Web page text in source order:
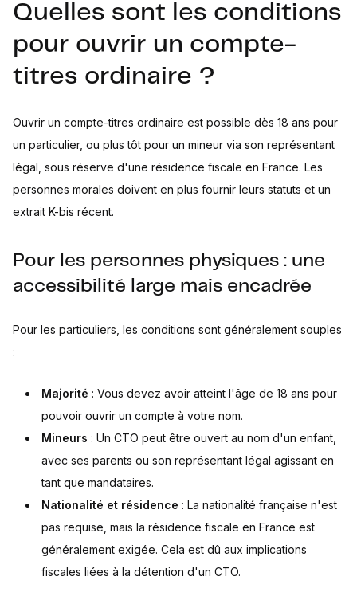
Quelles sont les conditions
pour ouvrir un compte-
titres ordinaire ?
Ouvrir un compte-titres ordinaire est possible dès 18 ans pour
un particulier, ou plus tôt pour un mineur via son représentant
légal, sous réserve d'une résidence fiscale en France. Les
personnes morales doivent en plus fournir leurs statuts et un
extrait K-bis récent.
Pour les personnes physiques : une
accessibilité large mais encadrée
Pour les particuliers, les conditions sont généralement souples
:
Majorité : Vous devez avoir atteint l'âge de 18 ans pour
pouvoir ouvrir un compte à votre nom.
Mineurs : Un CTO peut être ouvert au nom d'un enfant,
avec ses parents ou son représentant légal agissant en
tant que mandataires.
Nationalité et résidence : La nationalité française n'est
pas requise, mais la résidence fiscale en France est
généralement exigée. Cela est dû aux implications
fiscales liées à la détention d'un CTO.